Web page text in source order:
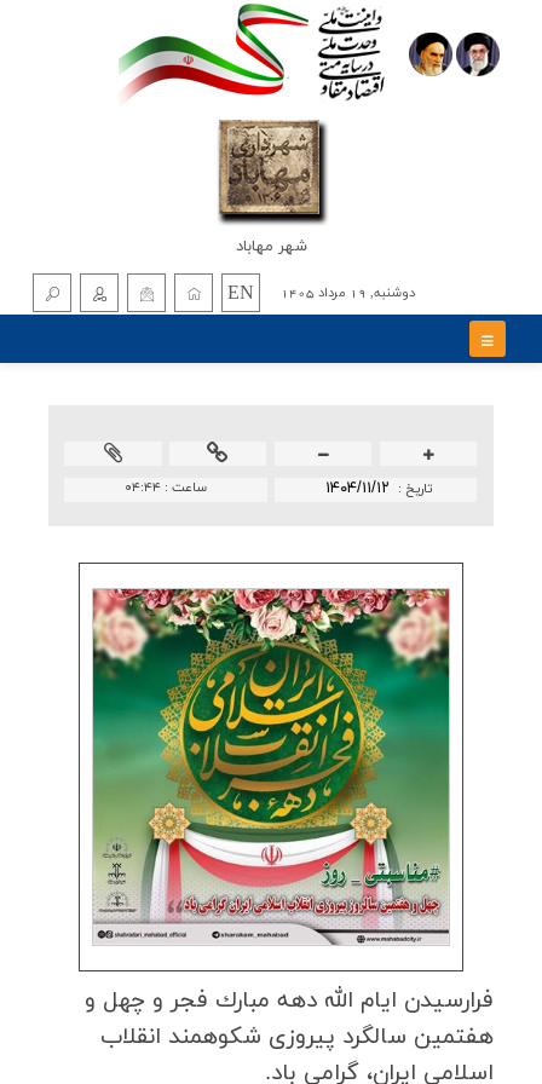
شهر مهاباد
دوشنبه, 19 مرداد 1405 EN
ساعت :۰۴:۴۴ تاريخ : ۱۴۰۴/۱۱/۱۲
فرارسیدن ایام الله دهه مبارك فجر و چهل و
هفتمین سالگرد پیروزی شكوهمند انقلاب
اسلامی ایران، گرامی باد.